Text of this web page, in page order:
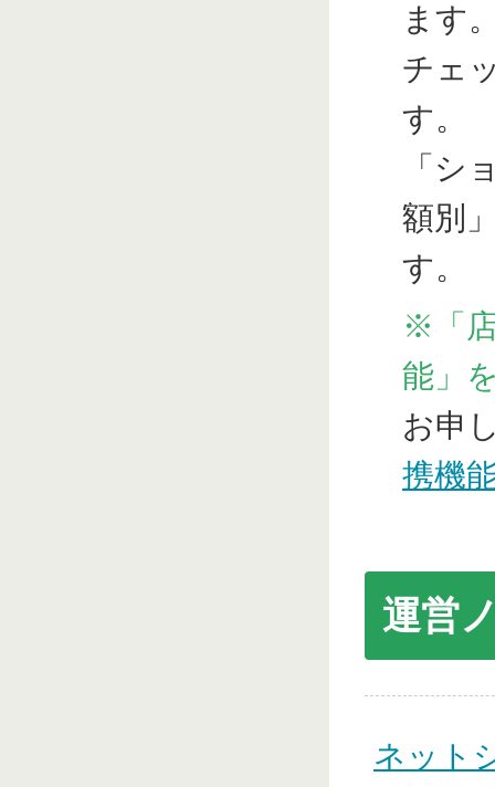
ます
チェ
す。
「シ
額別
す。
※「
能」
お申
携機
運営
ネット